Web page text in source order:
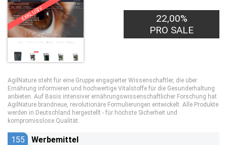
EXKLUSIV
22,00%
PRO SALE
AgilNature steht für eine Gruppe engagierter Wissenschaftler, die über
Ernährung informieren und hochwertige Vitalstoffe für die Gesunderhaltung
anbieten. Auf Basis intensiver ernährungswissenschaftlicher Forschung hat
AgilNature brandneue, revolutionäre Formulierungen entwickelt. Alle Produkte
werden in Deutschland hergestellt - für höchste Sicherheit und
kompromisslose Qualität.
155 Werbemittel